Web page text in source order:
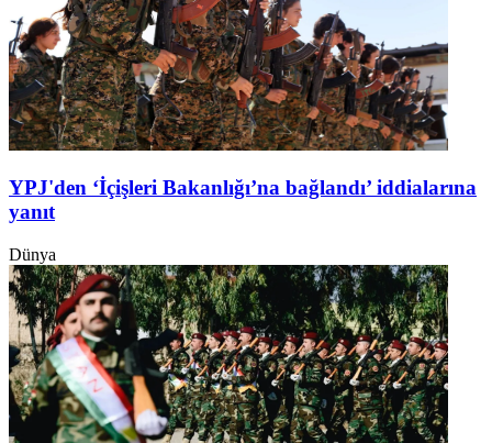
YPJ'den ‘İçişleri Bakanlığı’na bağlandı’ iddialarına
yanıt
Dünya